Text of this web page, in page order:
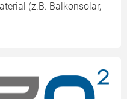
(z.B. Balkonsolar,